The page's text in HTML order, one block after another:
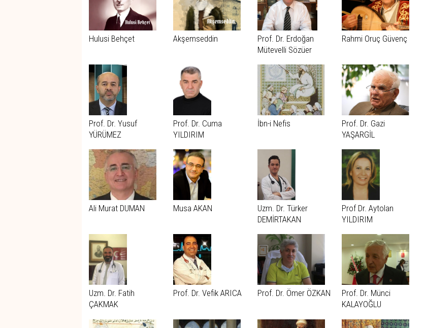
Hulusi Behçet Akşemseddin
Prof. Dr. Erdoğan
Mütevelli Sözüer
Rahmi Oruç Güvenç
Prof. Dr. Yusuf
YÜRÜMEZ
Prof. Dr. Cuma
YILDIRIM
İbn-i Nefis
Prof. Dr. Gazi
YAŞARGİL
Ali Murat DUMAN Musa AKAN
Uzm. Dr. Türker
DEMİRTAKAN
Prof Dr. Aytolan
YILDIRIM
Uzm. Dr. Fatih
ÇAKMAK
Prof. Dr. Vefik ARICA Prof. Dr. Ömer ÖZKAN
Prof. Dr. Münci
KALAYOĞLU